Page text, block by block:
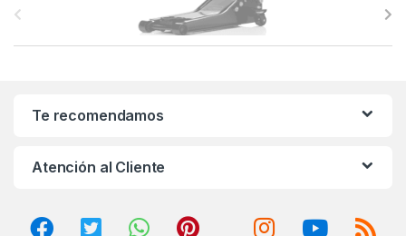
Te recomendamos
Atención al Cliente